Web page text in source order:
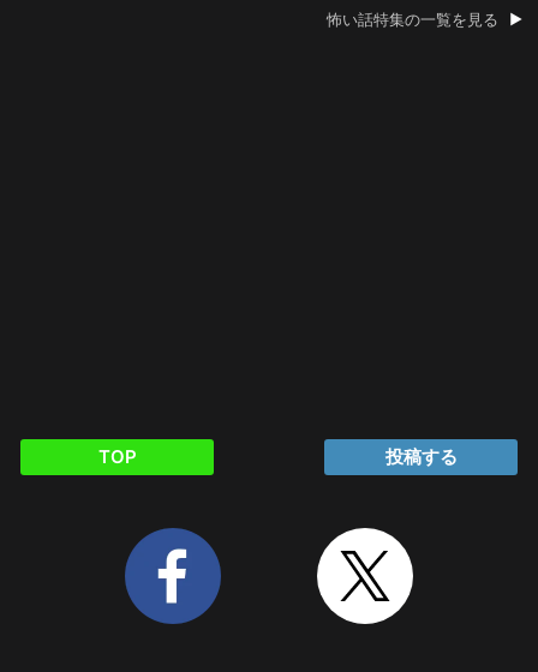
怖い話特集の一覧を見る
TOP 投稿する